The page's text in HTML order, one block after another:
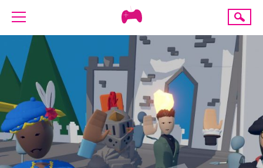
Creative
AKTUELLES
TERMINE
ANGEBOTE
PROJEKTE
PRESSE
Suche